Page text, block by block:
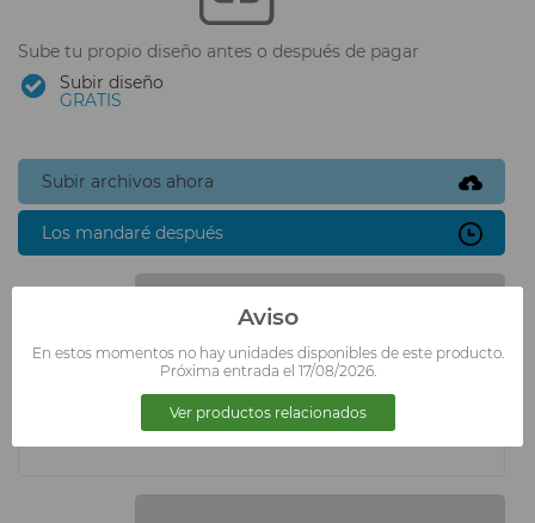
Sube tu propio diseño antes o después de pagar
Subir diseño
GRATIS
Subir archivos ahora
Los mandaré después
AÑADIR AL CARRITO
PRESUPUESTO
Aviso
En estos momentos no hay unidades disponibles de este producto.
Próxima entrada el 17/08/2026.
Ver productos relacionados